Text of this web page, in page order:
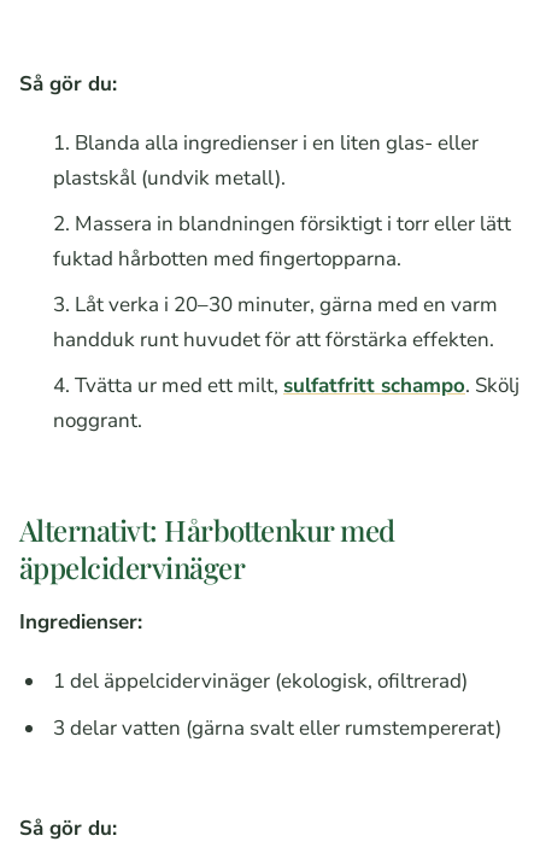
Så gör du:
Blanda alla ingredienser i en liten glas- eller
plastskål (undvik metall).
Massera in blandningen försiktigt i torr eller lätt
fuktad hårbotten med fingertopparna.
Låt verka i 20–30 minuter, gärna med en varm
handduk runt huvudet för att förstärka effekten.
Tvätta ur med ett milt, sulfatfritt schampo. Skölj
noggrant.
Alternativt: Hårbottenkur med
äppelcidervinäger
Ingredienser:
1 del äppelcidervinäger (ekologisk, ofiltrerad)
3 delar vatten (gärna svalt eller rumstempererat)
Så gör du: